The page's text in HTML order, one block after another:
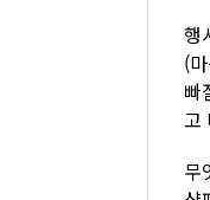
행
(
빠
고
무